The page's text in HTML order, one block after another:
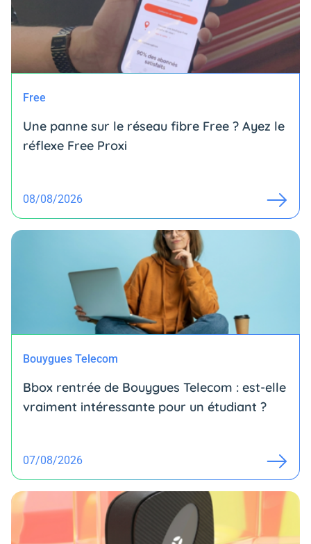
Free
Une panne sur le réseau fibre Free ? Ayez le
réflexe Free Proxi
08/08/2026
Bouygues Telecom
Bbox rentrée de Bouygues Telecom : est-elle
vraiment intéressante pour un étudiant ?
07/08/2026